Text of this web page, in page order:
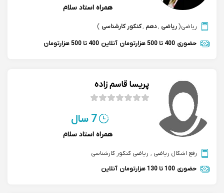
همراه استاد سلام
ریاضی(ریاضی ,دهم ,کنکور کارشناسی )
حضوری 400 تا 500 هزارتومان آنلاین 400 تا 500 هزارتومان
پریسا قاسم زاده
7 سال
همراه استاد سلام
رفع اشکال ریاضی , ریاضی کنکور کارشناسی
حضوری 100 تا 130 هزارتومان آنلاین